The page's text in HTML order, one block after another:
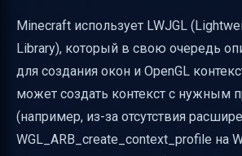
Minecraft использует LWJGL
Library), который в свою очередь
для создания окон и OpenGL
может создать контекст с нужным
(например, из-за отсутствия
WGL_ARB_create_context_profile на